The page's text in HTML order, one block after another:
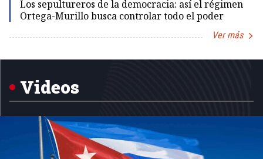
Los sepultureros de la democracia: así el régimen
Ortega-Murillo busca controlar todo el poder
Ver más
1
Videos